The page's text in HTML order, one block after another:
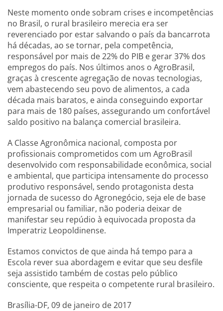
Neste momento onde sobram crises e incompetências
no Brasil, o rural brasileiro merecia era ser
reverenciado por estar salvando o país da bancarrota
há décadas, ao se tornar, pela competência,
responsável por mais de 22% do PIB e gerar 37% dos
empregos do país. Nos últimos anos o AgroBrasil,
graças à crescente agregação de novas tecnologias,
vem abastecendo seu povo de alimentos, a cada
década mais baratos, e ainda conseguindo exportar
para mais de 180 países, assegurando um confortável
saldo positivo na balança comercial brasileira.
A Classe Agronômica nacional, composta por
profissionais comprometidos com um AgroBrasil
desenvolvido com responsabilidade econômica, social
e ambiental, que participa intensamente do processo
produtivo responsável, sendo protagonista desta
jornada de sucesso do Agronegócio, seja ele de base
empresarial ou familiar, não poderia deixar de
manifestar seu repúdio à equivocada proposta da
Imperatriz Leopoldinense.
Estamos convictos de que ainda há tempo para a
Escola rever sua abordagem e evitar que seu desfile
seja assistido também de costas pelo público
consciente, que respeita o competente rural brasileiro.
Brasília-DF, 09 de janeiro de 2017